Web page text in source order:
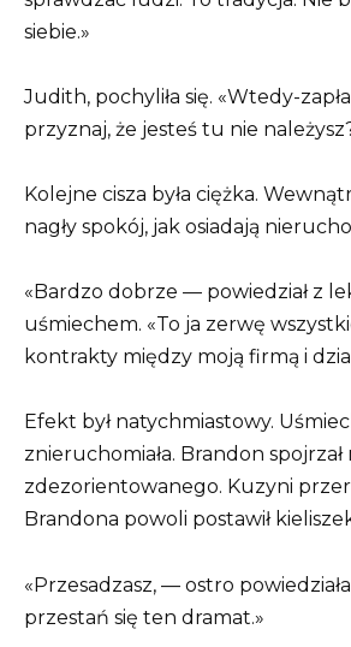
siebie.»
Judith, pochyliła się. «Wtedy-
przyznaj, że jesteś tu nie
Kolejne cisza była ciężka.
nagły spokój, jak osiadają
«Bardzo dobrze — powiedział z
uśmiechem. «To ja zerwę
kontrakty między moją firmą i
Efekt był natychmiastowy.
znieruchomiała. Brandon spojrzał
zdezorientowanego. Kuzyni
Brandona powoli postawił
«Przesadzasz, — ostro
przestań się ten dramat.»